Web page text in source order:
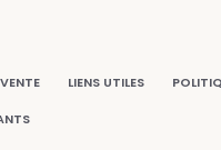
LIENS UTILES